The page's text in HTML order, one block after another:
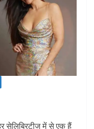
सेलिब्रिटीज में से एक हैं